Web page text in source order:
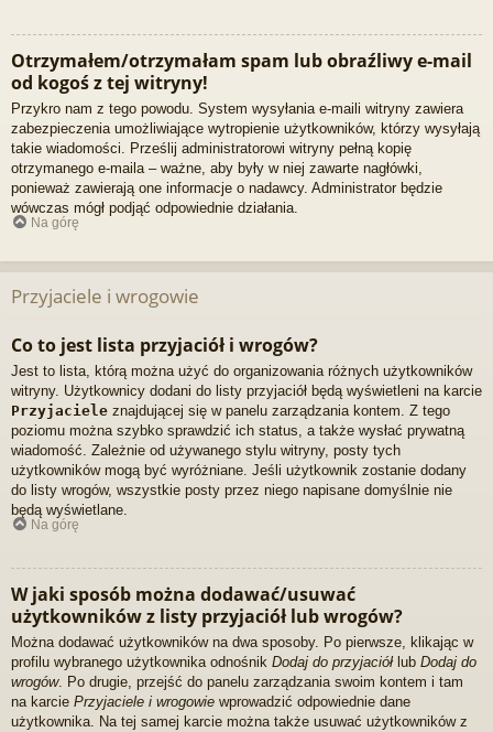
Otrzymałem/otrzymałam spam lub obraźliwy e-mail
od kogoś z tej witryny!
Przykro nam z tego powodu. System wysyłania e-maili witryny zawiera
zabezpieczenia umożliwiające wytropienie użytkowników, którzy wysyłają
takie wiadomości. Prześlij administratorowi witryny pełną kopię
otrzymanego e-maila – ważne, aby były w niej zawarte nagłówki,
ponieważ zawierają one informacje o nadawcy. Administrator będzie
wówczas mógł podjąć odpowiednie działania.
Na górę
Przyjaciele i wrogowie
Co to jest lista przyjaciół i wrogów?
Jest to lista, którą można użyć do organizowania różnych użytkowników
witryny. Użytkownicy dodani do listy przyjaciół będą wyświetleni na karcie
Przyjaciele znajdującej się w panelu zarządzania kontem. Z tego
poziomu można szybko sprawdzić ich status, a także wysłać prywatną
wiadomość. Zależnie od używanego stylu witryny, posty tych
użytkowników mogą być wyróżniane. Jeśli użytkownik zostanie dodany
do listy wrogów, wszystkie posty przez niego napisane domyślnie nie
będą wyświetlane.
Na górę
W jaki sposób można dodawać/usuwać
użytkowników z listy przyjaciół lub wrogów?
Można dodawać użytkowników na dwa sposoby. Po pierwsze, klikając w
profilu wybranego użytkownika odnośnik Dodaj do przyjaciół lub Dodaj do
wrogów. Po drugie, przejść do panelu zarządzania swoim kontem i tam
na karcie Przyjaciele i wrogowie wprowadzić odpowiednie dane
użytkownika. Na tej samej karcie można także usuwać użytkowników z